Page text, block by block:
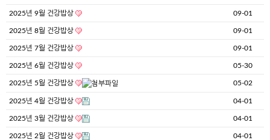
2025년 9월 건강밥상 09-01
2025년 8월 건강밥상 09-01
2025년 7월 건강밥상 09-01
2025년 6월 건강밥상 05-30
2025년 5월 건강밥상 05-02
2025년 4월 건강밥상 04-01
2025년 3월 건강밥상 04-01
2025년 2월 건강밥상 04-01